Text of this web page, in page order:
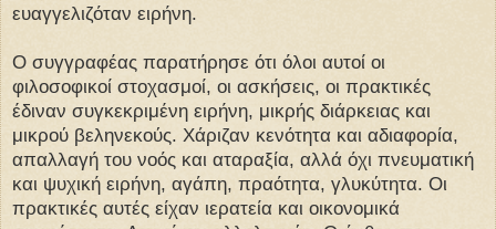
ευαγγελιζόταν ειρήνη.
Ο συγγραφέας παρατήρησε ότι όλοι αυτοί οι
φιλοσοφικοί στοχασμοί, οι ασκήσεις, οι πρακτικές
έδιναν συγκεκριμένη ειρήνη, μικρής διάρκειας και
μικρού βεληνεκούς. Χάριζαν κενότητα και αδιαφορία,
απαλλαγή του νοός και αταραξία, αλλά όχι πνευματική
και ψυχική ειρήνη, αγάπη, πραότητα, γλυκύτητα. Οι
πρακτικές αυτές είχαν ιερατεία και οικονομικά